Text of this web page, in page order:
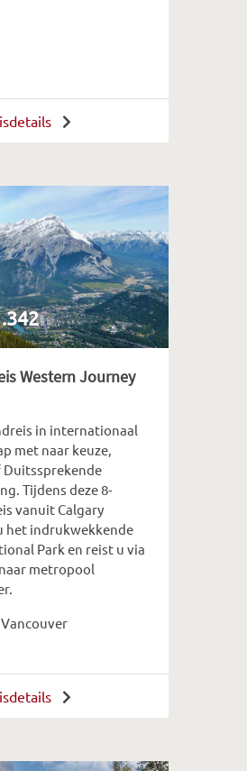
Western Journey
in internationaal
met naar keuze,
Duitssprekende
Tijdens deze 8-
vanuit Calgary
het indrukwekkende
Park en reist u via
metropool
Vancouver